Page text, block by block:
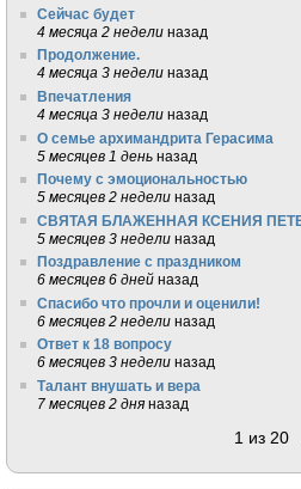
Сейчас будет
4 месяца 2 недели назад
Продолжение.
4 месяца 3 недели назад
Впечатления
4 месяца 3 недели назад
О семье архимандрита Герасима
5 месяцев 1 день назад
Почему с эмоциональностью
5 месяцев 2 недели назад
СВЯТАЯ БЛАЖЕННАЯ КСЕНИЯ
5 месяцев 3 недели назад
Поздравление с праздником
6 месяцев 6 дней назад
Спасибо что прочли и оценили!
6 месяцев 2 недели назад
Ответ к 18 вопросу
6 месяцев 3 недели назад
Талант внушать и вера
7 месяцев 2 дня назад
1 из 20